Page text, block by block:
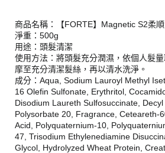
商品名稱：【FORTE】Magnetic S2柔
淨重：500g
用途：頭髮清潔
使用方法：將頭髮充分潤濕，依個人髮
摩至充分清潔髮絲，再以清水洗淨。
成分：Aqua, Sodium Lauroyl Methyl
16 Olefin Sulfonate, Erythritol,
Disodium Laureth Sulfosuccinate, Decyl
Polysorbate 20, Fragrance, Ceteareth-
Acid, Polyquaternium-10,
47, Trisodium Ethylenediamine
Glycol, Hydrolyzed Wheat Protein,